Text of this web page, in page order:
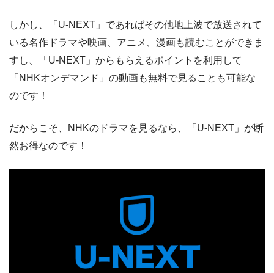
しかし、「U-NEXT」であればその他地上波で放送されて
いる名作ドラマや映画、アニメ、漫画も読むことができま
すし、「U-NEXT」からもらえるポイントを利用して
「NHKオンデマンド」の動画も無料で見ることも可能な
のです！
だからこそ、NHKのドラマを見るなら、「U-NEXT」が断
然お得なのです！